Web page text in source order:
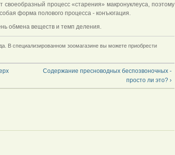
процесс «старения» макронуклеуса, поэтому
форма полового процесса - конъюгация.
обмена веществ и темп деления.
В специализированном зоомагазине вы можете приобрести
Содержание пресноводных беспозвоночных -
просто ли это? ›